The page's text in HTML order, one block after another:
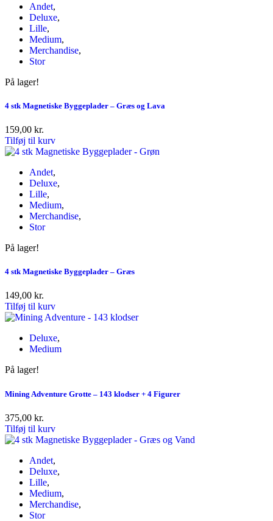
Andet,
Deluxe,
Lille,
Medium,
Merchandise,
Stor
På lager!
4 stk Magnetiske Byggeplader – Græs og Lava
159,00 kr.
Tilføj til kurv
Andet,
Deluxe,
Lille,
Medium,
Merchandise,
Stor
På lager!
4 stk Magnetiske Byggeplader – Græs
149,00 kr.
Tilføj til kurv
Deluxe,
Medium
På lager!
Mining Adventure Grotte – 143 klodser + 4 Figurer
375,00 kr.
Tilføj til kurv
Andet,
Deluxe,
Lille,
Medium,
Merchandise,
Stor